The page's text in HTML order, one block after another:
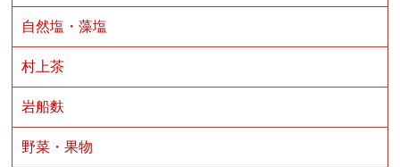
自然塩・藻塩
村上茶
岩船麩
野菜・果物